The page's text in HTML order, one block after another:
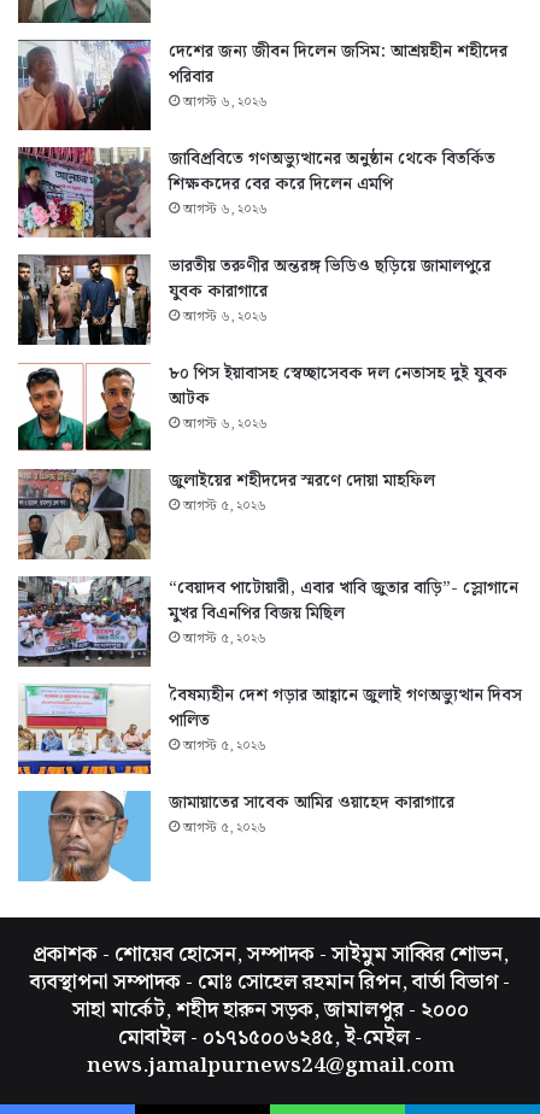
দেশের জন্য জীবন দিলেন জসিম: আশ্রয়হীন শহীদের
পরিবার
আগস্ট ৬, ২০২৬
জাবিপ্রবিতে গণঅভ্যুত্থানের অনুষ্ঠান থেকে বিতর্কিত
শিক্ষকদের বের করে দিলেন এমপি
আগস্ট ৬, ২০২৬
ভারতীয় তরুণীর অন্তরঙ্গ ভিডিও ছড়িয়ে জামালপুরে
যুবক কারাগারে
আগস্ট ৬, ২০২৬
৮০ পিস ইয়াবাসহ স্বেচ্ছাসেবক দল নেতাসহ দুই যুবক
আটক
আগস্ট ৬, ২০২৬
জুলাইয়ের শহীদদের স্মরণে দোয়া মাহফিল
আগস্ট ৫, ২০২৬
“বেয়াদব পাটোয়ারী, এবার খাবি জুতার বাড়ি”- স্লোগানে
মুখর বিএনপির বিজয় মিছিল
আগস্ট ৫, ২০২৬
বৈষম্যহীন দেশ গড়ার আহ্বানে জুলাই গণঅভ্যুত্থান দিবস
পালিত
আগস্ট ৫, ২০২৬
জামায়াতের সাবেক আমির ওয়াহেদ কারাগারে
আগস্ট ৫, ২০২৬
প্রকাশক - শোয়েব হোসেন, সম্পাদক - সাইমুম সাব্বির শোভন,
ব্যবস্থাপনা সম্পাদক - মোঃ সোহেল রহমান রিপন, বার্তা বিভাগ -
সাহা মার্কেট, শহীদ হারুন সড়ক, জামালপুর - ২০০০
মোবাইল - ০১৭১৫০০৬২৪৫, ই-মেইল -
news.jamalpurnews24@gmail.com